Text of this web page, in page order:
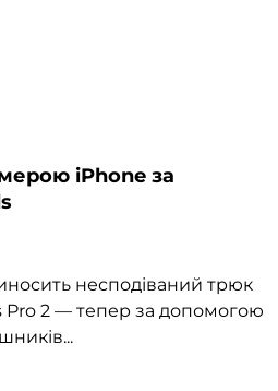
iPhone за
несподіваний трюк
Pro 2 — тепер за допомогою